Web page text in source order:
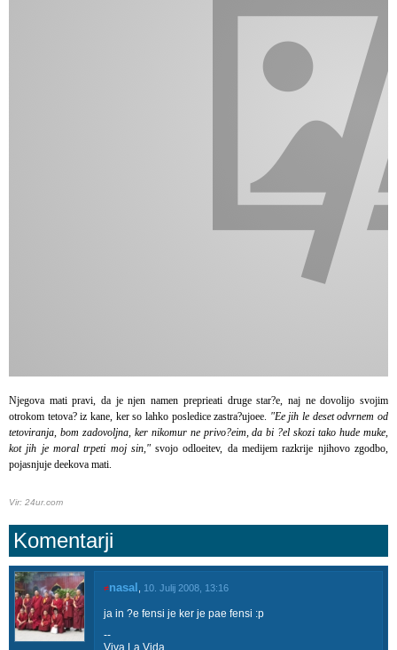
Njegova mati pravi, da je njen namen preprieati druge star?e, naj ne dovolijo svojim
otrokom tetova? iz kane, ker so lahko posledice zastra?ujoee. "Ee jih le deset odvrnem od
tetoviranja, bom zadovoljna, ker nikomur ne privo?eim, da bi ?el skozi tako hude muke,
kot jih je moral trpeti moj sin,"svojo odloeitev, da medijem razkrije njihovo zgodbo,
pojasnjuje deekova mati.
Vir: 24ur.com
Komentarji
≠nasal 10. Julij 2008, 13:16
ja in ?e fensi je ker je pae fensi :p
--
Viva La Vida